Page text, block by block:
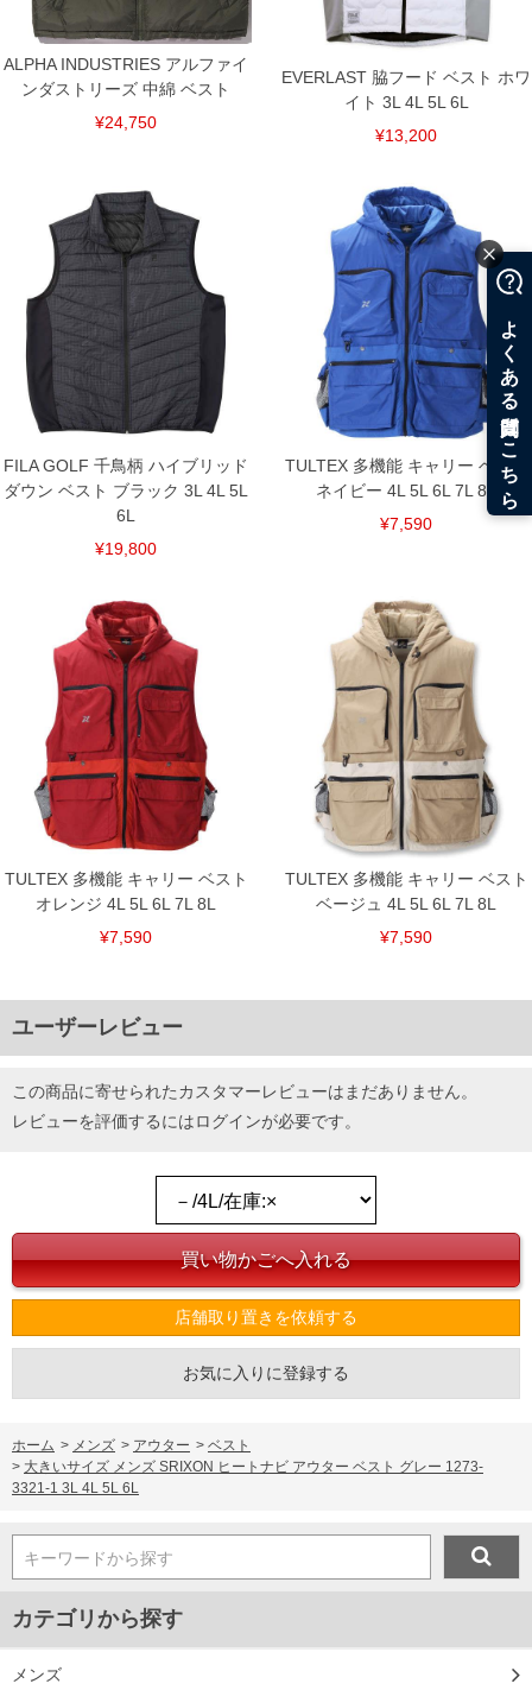
ALPHA INDUSTRIES アルファイ
ンダストリーズ 中綿 ベスト
¥24,750
EVERLAST 脇フード ベスト ホワ
イト 3L 4L 5L 6L
¥13,200
FILA GOLF 千鳥柄 ハイブリッド
ダウン ベスト ブラック 3L 4L 5L
6L
¥19,800
TULTEX 多機能 キャリー ベスト
ネイビー 4L 5L 6L 7L 8L
¥7,590
TULTEX 多機能 キャリー ベスト
オレンジ 4L 5L 6L 7L 8L
¥7,590
TULTEX 多機能 キャリー ベスト
ベージュ 4L 5L 6L 7L 8L
¥7,590
ユーザーレビュー
この商品に寄せられたカスタマーレビューはまだありません。
レビューを評価するにはログインが必要です。
店舗取り置きを依頼する
お気に入りに登録する
ホーム > メンズ > アウター > ベスト
> 大きいサイズ メンズ SRIXON ヒートナビ アウター ベスト グレー 1273-
3321-1 3L 4L 5L 6L
キーワードから探す
カテゴリから探す
メンズ